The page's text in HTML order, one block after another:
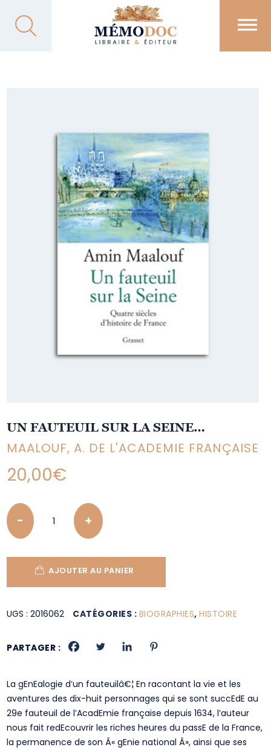
UN FAUTEUIL SUR LA SEINE…
MAALOUF, A. DE L'ACADEMIE FRANÇAISE
20,00€
Quantity
AJOUTER AU PANIER
UGS :2016062 CATÉGORIES : BIOGRAPHIES,HISTOIRE
PARTAGER :
La gEnEalogie d’un fauteuilâ€¦ En racontant la vie et les
aventures des dix-huit personnages qui se sont succEdE au
29e fauteuil de l’AcadEmie française depuis 1634, l’auteur
nous fait redEcouvrir les riches heures du passE de la France,
la permanence de son Â« gEnie national Â», ainsi que ses